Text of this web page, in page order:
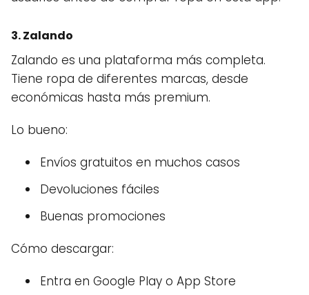
3. Zalando
Zalando es una plataforma más completa.
Tiene ropa de diferentes marcas, desde
económicas hasta más premium.
Lo bueno:
Envíos gratuitos en muchos casos
Devoluciones fáciles
Buenas promociones
Cómo descargar:
Entra en Google Play o App Store